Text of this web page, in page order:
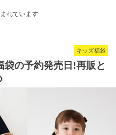
れています
キッズ福袋
袋の予約発売日!再販と